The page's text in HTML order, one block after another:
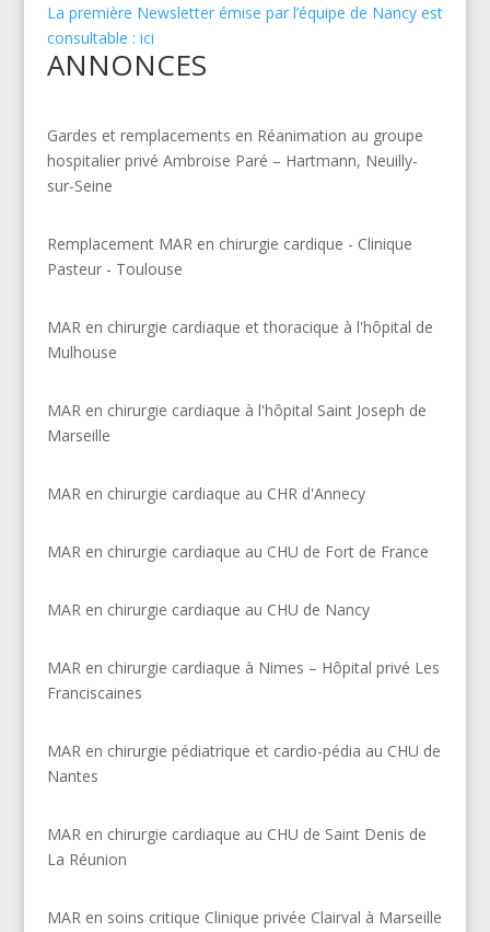
La première Newsletter émise par l’équipe de Nancy est
consultable : ici
ANNONCES
Gardes et remplacements en Réanimation au groupe
hospitalier privé Ambroise Paré – Hartmann, Neuilly-
sur-Seine
Remplacement MAR en chirurgie cardique - Clinique
Pasteur - Toulouse
MAR en chirurgie cardiaque et thoracique à l'hôpital de
Mulhouse
MAR en chirurgie cardiaque à l'hôpital Saint Joseph de
Marseille
MAR en chirurgie cardiaque au CHR d'Annecy
MAR en chirurgie cardiaque au CHU de Fort de France
MAR en chirurgie cardiaque au CHU de Nancy
MAR en chirurgie cardiaque à Nimes – Hôpital privé Les
Franciscaines
MAR en chirurgie pédiatrique et cardio-pédia au CHU de
Nantes
MAR en chirurgie cardiaque au CHU de Saint Denis de
La Réunion
MAR en soins critique Clinique privée Clairval à Marseille